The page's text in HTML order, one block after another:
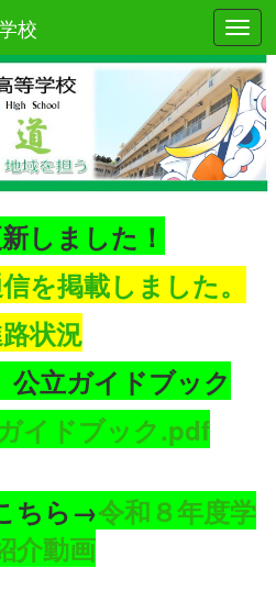
校
しました！
を掲載しました。
状況
立ガイドブック
イドブック.pdf
ちら→令和８年度学
介動画